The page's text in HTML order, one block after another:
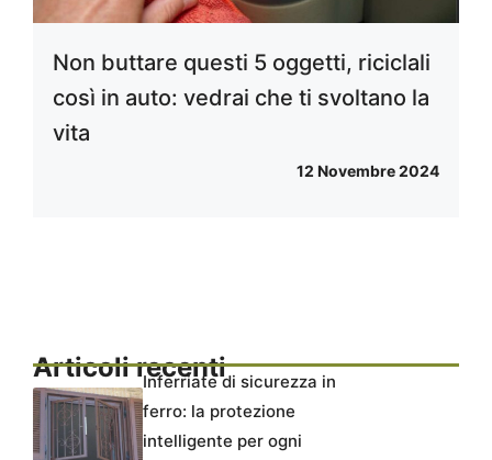
Non buttare questi 5 oggetti, riciclali
così in auto: vedrai che ti svoltano la
vita
12 Novembre 2024
Articoli recentiInferriate di sicurezza in
ferro: la protezione
intelligente per ogni